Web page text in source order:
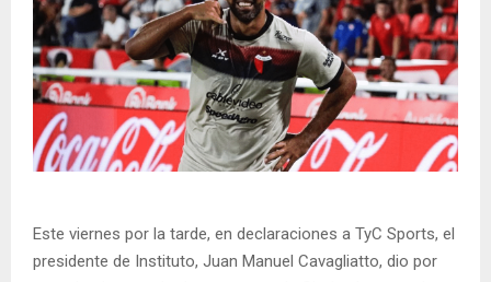
Este viernes por la tarde, en declaraciones a TyC Sports, el
presidente de Instituto, Juan Manuel Cavagliatto, dio por